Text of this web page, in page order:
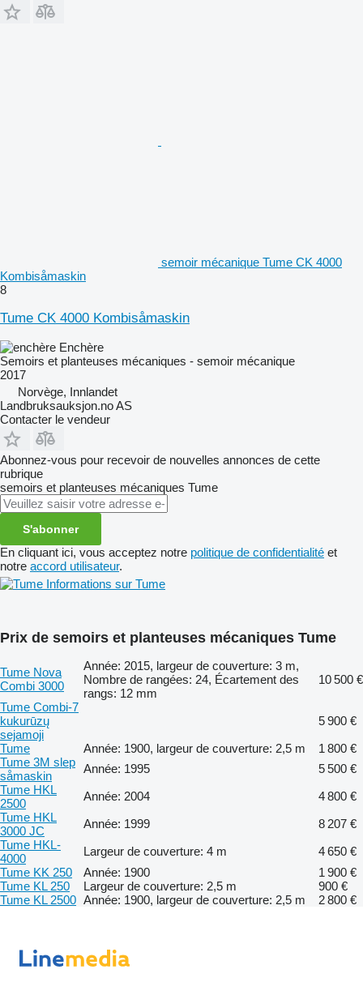
semoir mécanique Tume CK 4000
Kombisåmaskin
8
Tume CK 4000 Kombisåmaskin
Enchère
Semoirs et planteuses mécaniques - semoir mécanique
2017
Norvège, Innlandet
Landbruksauksjon.no AS
Contacter le vendeur
Abonnez-vous pour recevoir de nouvelles annonces de cette
rubrique
semoirs et planteuses mécaniques Tume
S'abonner
En cliquant ici, vous acceptez notre politique de confidentialité et
notre accord utilisateur.
Informations sur Tume
Prix de semoirs et planteuses mécaniques Tume
Tume Nova
Combi 3000
Année: 2015, largeur de couverture: 3 m,
Nombre de rangées: 24, Écartement des
rangs: 12 mm
10 500 €
Tume Combi-7
kukurūzų
sejamoji
5 900 €
Tume
Année: 1900, largeur de couverture: 2,5 m
1 800 €
Tume 3M slep
såmaskin
Année: 1995
5 500 €
Tume HKL
2500
Année: 2004
4 800 €
Tume HKL
3000 JC
Année: 1999
8 207 €
Tume HKL-
4000
Largeur de couverture: 4 m
4 650 €
Tume KK 250
Année: 1900
1 900 €
Tume KL 250
Largeur de couverture: 2,5 m
900 €
Tume KL 2500 Année: 1900, largeur de couverture: 2,5 m 2 800 €